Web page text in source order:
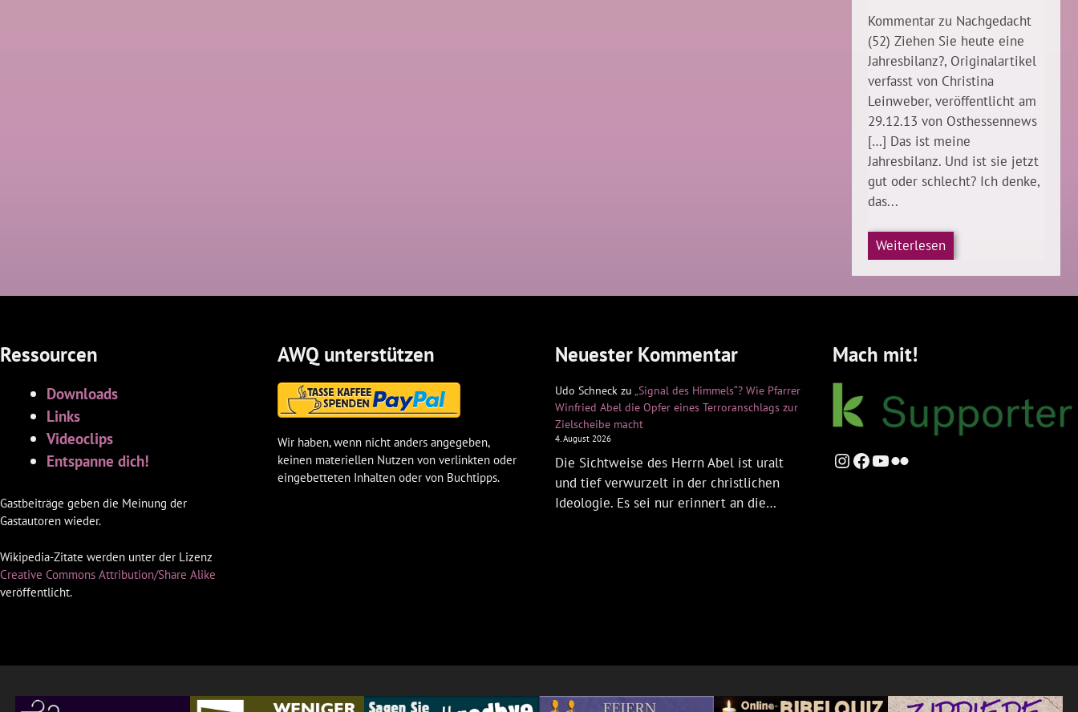
Kommentar zu Nachgedacht
(52) Ziehen Sie heute eine
Jahresbilanz?, Originalartikel
verfasst von Christina
Leinweber, veröffentlicht am
29.12.13 von Osthessennews
[…] Das ist meine
Jahresbilanz. Und ist sie jetzt
gut oder schlecht? Ich denke,
das...
Weiterlesen
Ressourcen
Downloads
Links
Videoclips
Entspanne dich!
Gastbeiträge geben die Meinung der
Gastautoren wieder.
Wikipedia-Zitate werden unter der Lizenz
Creative Commons Attribution/Share Alike
veröffentlicht.
AWQ unterstützen
Wir haben, wenn nicht anders angegeben,
keinen materiellen Nutzen von verlinkten oder
eingebetteten Inhalten oder von Buchtipps.
Neuester Kommentar
Udo Schneck zu „Signal des Himmels“? Wie Pfarrer
Winfried Abel die Opfer eines Terroranschlags zur
Zielscheibe macht
4. August 2026
Die Sichtweise des Herrn Abel ist uralt
und tief verwurzelt in der christlichen
Ideologie. Es sei nur erinnert an die…
Mach mit!
Instagram
Facebook
YouTube
Flickr